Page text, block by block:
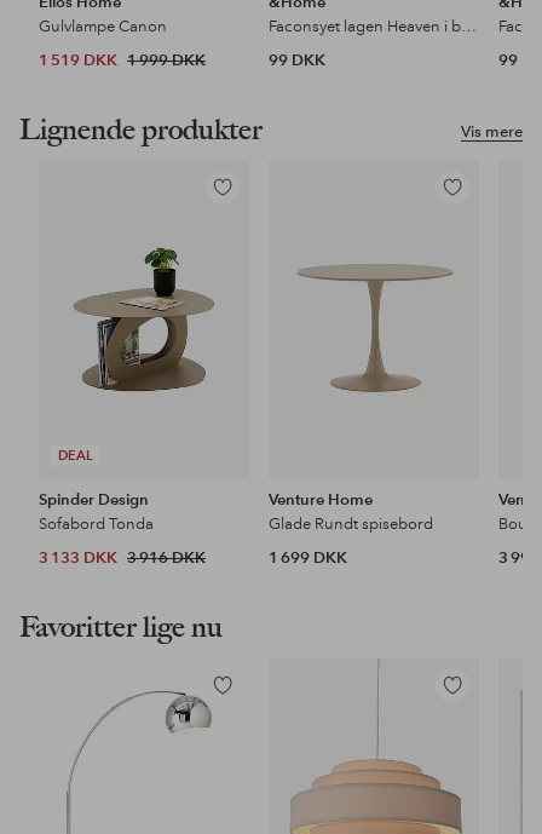
Gulvlampe Canon
1 519 DKK 1 999 DKK
Faconsyet lagen Heaven i bomuld
99 DKK
99
Vis mere
Lignende produkter
DEAL
Tilføj
Spinder Design
Sofabord Tonda
3 133 DKK 3 916 DKK
Tilføj
Venture Home
Glade Rundt spisebord
1 699 DKK
3
Favoritter lige nu
Tilføj
til
Tilføj